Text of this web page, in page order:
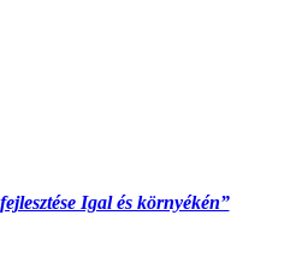
Igal és környékén”